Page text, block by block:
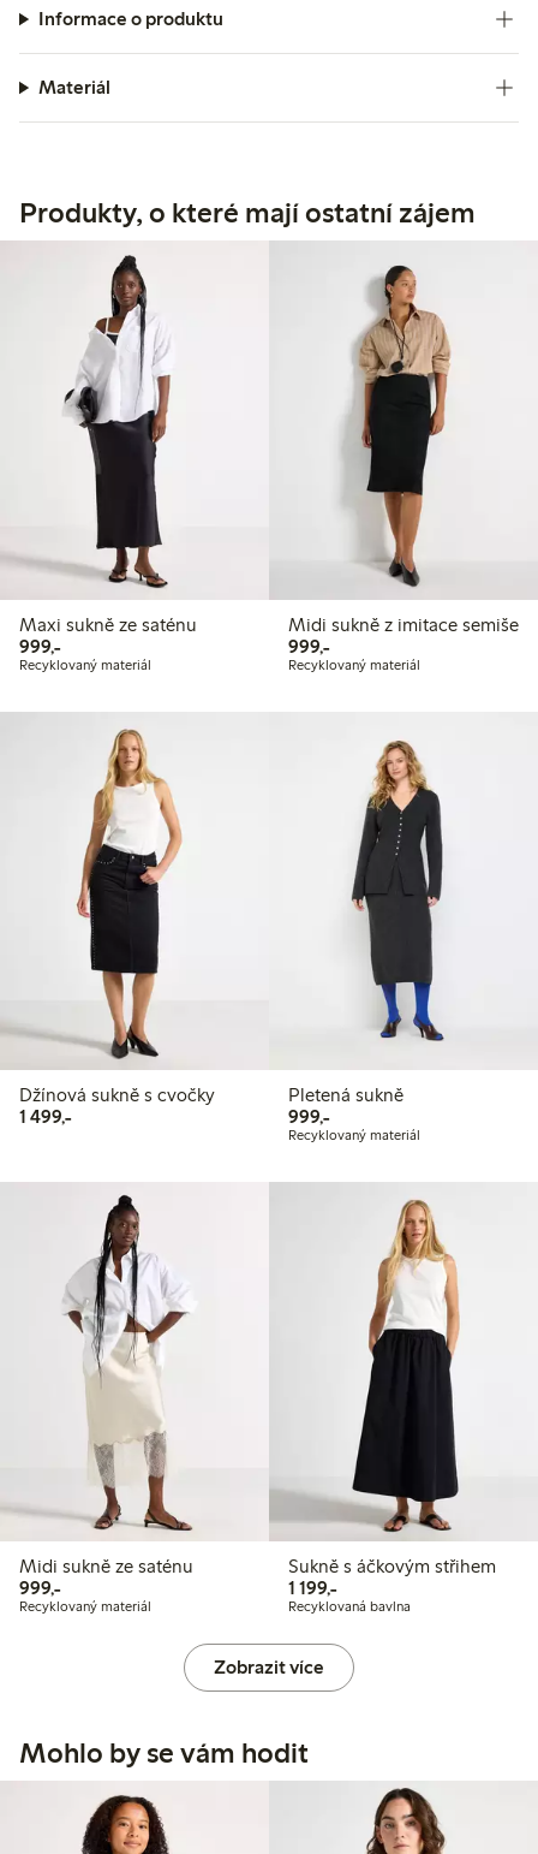
Informace o produktu
Materiál
Produkty, o které mají ostatní zájem
Maxi sukně ze saténu
999,-999,00 Kč
Recyklovaný materiál
Midi sukně z imitace semiše
999,-999,00 Kč
Recyklovaný materiál
Džínová sukně s cvočky
1 499,-1 499,00 Kč
Pletená sukně
999,-999,00 Kč
Recyklovaný materiál
Midi sukně ze saténu
999,-999,00 Kč
Recyklovaný materiál
Sukně s áčkovým střihem
1 199,-1 199,00 Kč
Recyklovaná bavlna
Zobrazit více
Mohlo by se vám hodit